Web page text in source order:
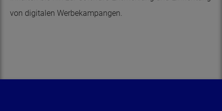
von digitalen Werbekampangen.